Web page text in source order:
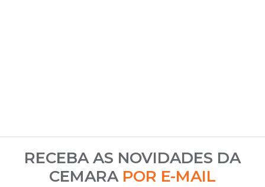
RECEBA AS NOVIDADES DA
CEMARA POR E-MAIL